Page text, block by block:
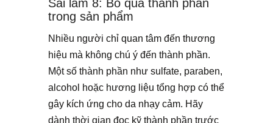
Sai lầm 8: Bỏ qua thành phần
trong sản phẩm
Nhiều người chỉ quan tâm đến thương
hiệu mà không chú ý đến thành phần.
Một số thành phần như sulfate, paraben,
alcohol hoặc hương liệu tổng hợp có thể
gây kích ứng cho da nhạy cảm. Hãy
dành thời gian đọc kỹ thành phần trước